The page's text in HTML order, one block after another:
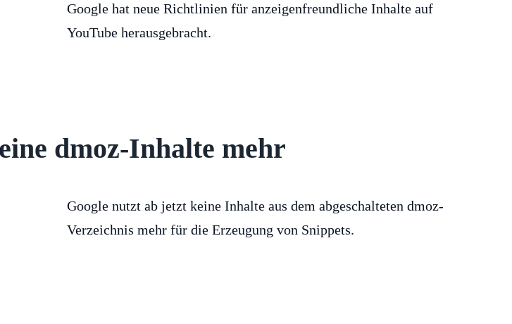
Google hat neue Richtlinien für anzeigenfreundliche Inhalte auf
YouTube herausgebracht.
dmoz-Inhalte mehr
Google nutzt ab jetzt keine Inhalte aus dem abgeschalteten dmoz-
Verzeichnis mehr für die Erzeugung von Snippets.